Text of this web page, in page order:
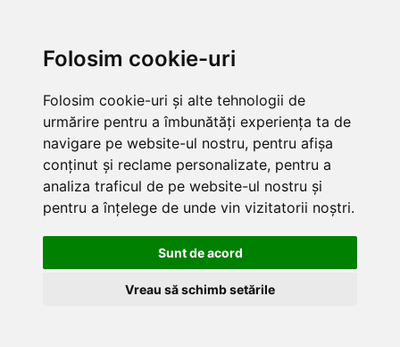
Folosim cookie-uri
Folosim cookie-uri și alte tehnologii de
urmărire pentru a îmbunătăți experiența ta de
navigare pe website-ul nostru, pentru afișa
conținut și reclame personalizate, pentru a
analiza traficul de pe website-ul nostru și
pentru a înțelege de unde vin vizitatorii noștri.
Sunt de acord
Vreau să schimb setările